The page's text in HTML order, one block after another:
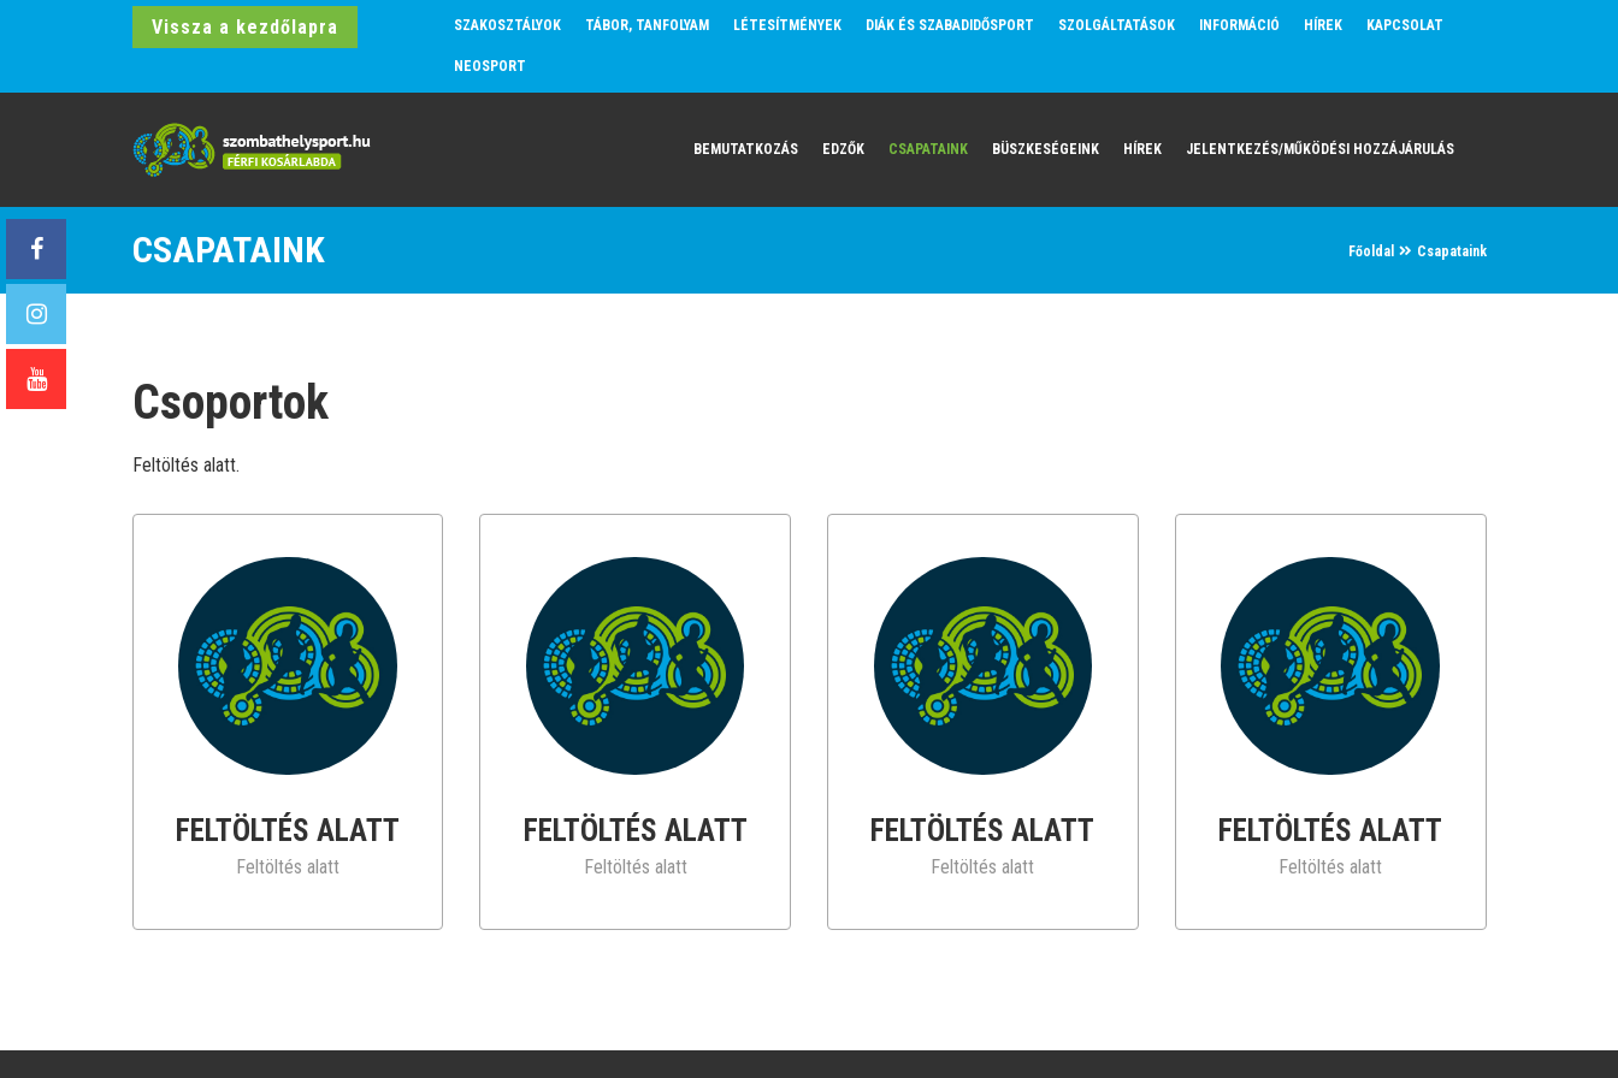
Vissza a kezdőlapra SZAKOSZTÁLYOK TÁBOR, TANFOLYAM LÉTESÍTMÉNYEK DIÁK ÉS SZABADIDŐSPORT SZOLGÁLTATÁSOK INFORMÁCIÓ HÍREK KAPCSOLAT
NEOSPORT
BEMUTATKOZÁS EDZŐK CSAPATAINK BÜSZKESÉGEINK HÍREK JELENTKEZÉS/MŰKÖDÉSI HOZZÁJÁRULÁS
CSAPATAINK Főoldal Csapataink
Csoportok
Feltöltés alatt.
FELTÖLTÉS ALATT
Feltöltés alatt
FELTÖLTÉS ALATT
Feltöltés alatt
FELTÖLTÉS ALATT
Feltöltés alatt
FELTÖLTÉS ALATT
Feltöltés alatt